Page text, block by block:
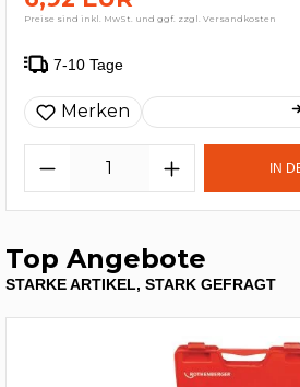
Preise sind inkl. MwSt. und ggf. zzgl. Versandkosten
7-10 Tage
Merken
IN
Top Angebote
STARKE ARTIKEL, STARK GEFRAGT